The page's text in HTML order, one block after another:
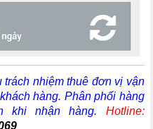
trách nhiệm thuê đơn vị vận
hàng. Phân phối hàng
khi nhận hàng. Hotline: